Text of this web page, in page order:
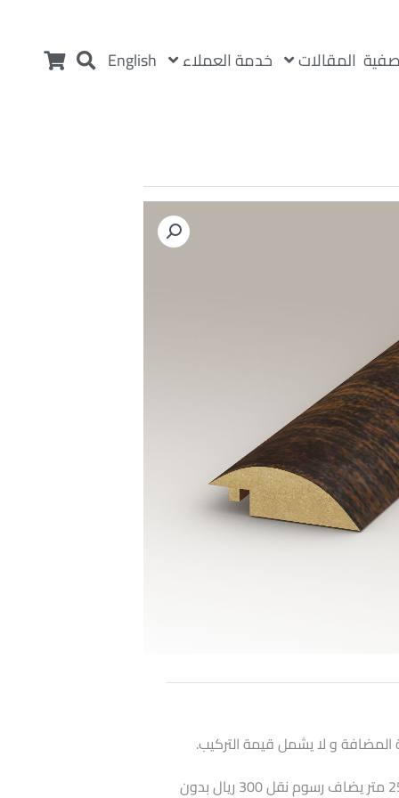
المقالات خدمة العملاء English
و لا يشمل قيمة التركيب.
اذا كانت الكمية أقل من 25 متر يضاف رسوم نقل 300 ريال بدون